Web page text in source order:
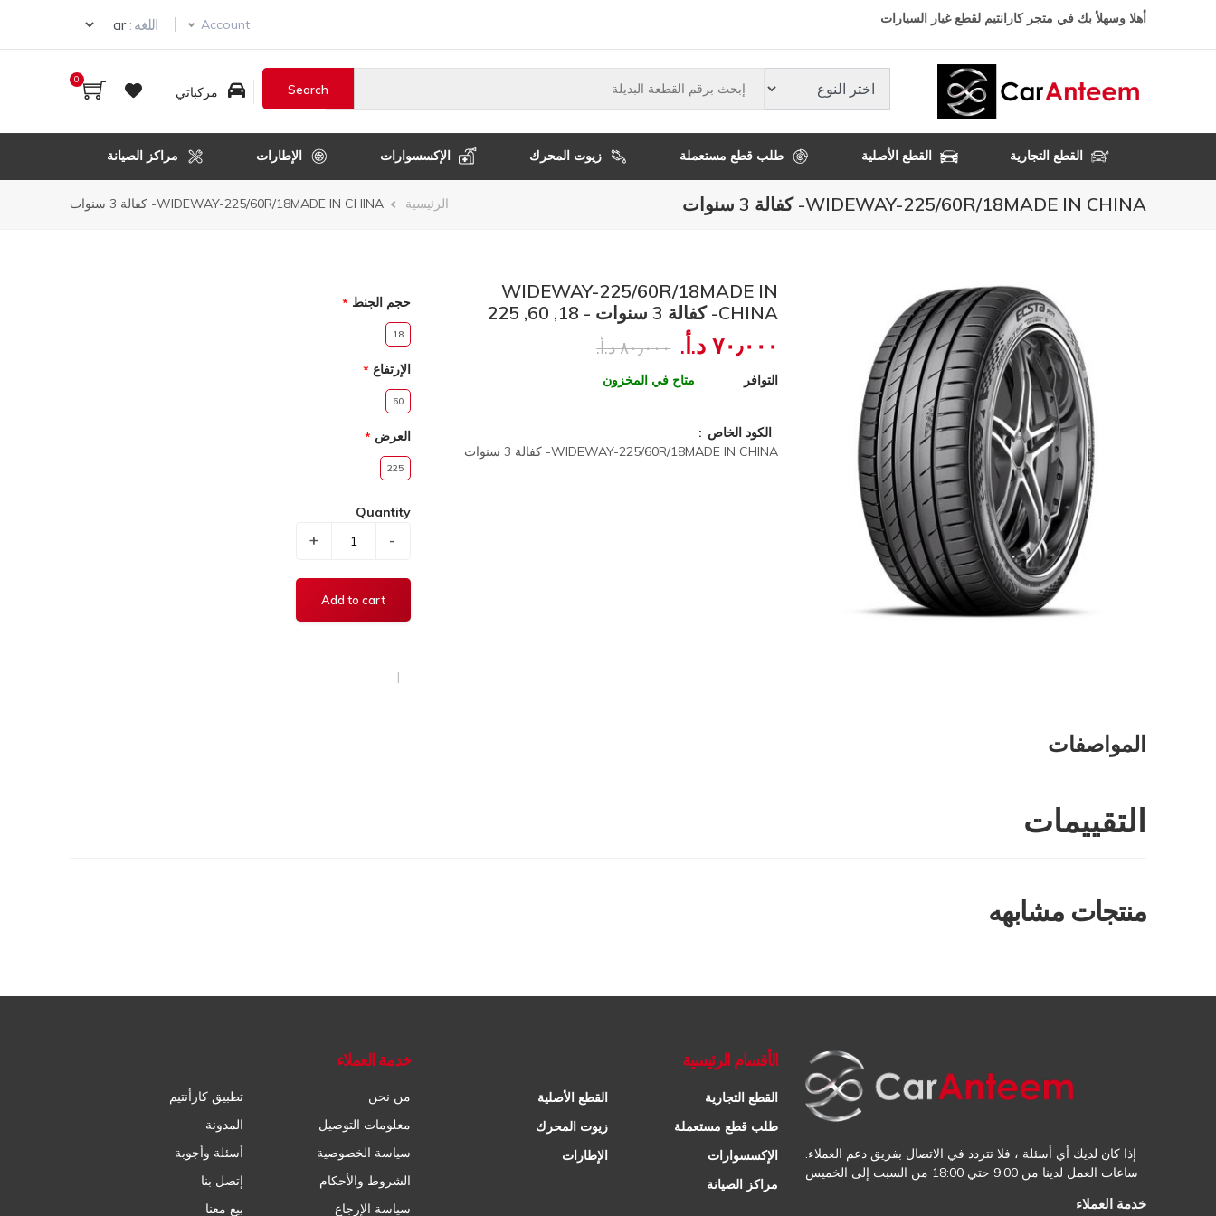
المحتوى
أهلا وسهلأ بك في متجر كارانتيم لقطع غيار السيارات Account اللغه :
Select your language
مركباتي
0
القطع التجارية القطع الأصلية طلب قطع مستعملة زيوت المحرك الإكسسوارات الإطارات مراكز الصيانة
WIDEWAY-225/60R/18MADE IN CHINA- كفالة 3 سنوات
مسار
الرئيسية WIDEWAY-225/60R/18MADE IN CHINA- كفالة 3 سنوات
WIDEWAY-225/60R/18MADE IN
CHINA- كفالة 3 سنوات - 18, 60, 225
٧٠٫٠٠٠ د.أ.‏ ٨٠٫٠٠٠ د.أ.‏
التوافر متاح في المخزون
الكود الخاص
WIDEWAY-225/60R/18MADE IN CHINA- كفالة 3 سنوات
حجم الجنط
18
الإرتفاع
60
العرض
225
Quantity
-
+
المواصفات
التقييمات
منتجات مشابهه
إذا كان لديك أي أسئلة ، فلا تتردد في الاتصال بفريق دعم العملاء.
ساعات العمل لدينا من 9:00 حتي 18:00 من السبت إلى الخميس
خدمة العملاء
الأقسام الرئيسية
القطع التجارية
القطع الأصلية
طلب قطع مستعملة
زيوت المحرك
الإكسسوارات
الإطارات
مراكز الصيانة
خدمة العملاء
من نحن
تطبيق كارأنتيم
معلومات التوصيل
المدونة
سياسة الخصوصية
أسئلة وأجوبة
الشروط والأحكام
إتصل بنا
سياسة الإرجاع
بيع معنا